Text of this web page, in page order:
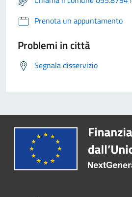
Prenota un appuntamento
Problemi in città
Segnala disservizio